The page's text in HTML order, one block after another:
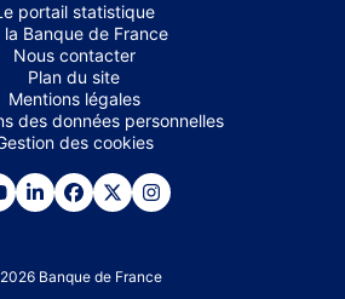
portail statistique
la Banque de France
Nous contacter
Plan du site
Mentions légales
des données personnelles
des cookies
2026 Banque de France